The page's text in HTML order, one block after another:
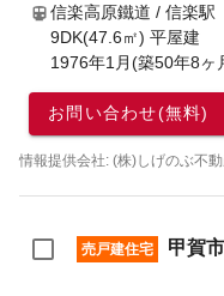
信楽高原鐵道 / 信楽駅
9DK(47.6㎡) 平屋建
1976年1月(築50年8ヶ
お問い合わせ(無料)
情報提供会社: (株)しげのぶ不
売戸建住宅 甲賀